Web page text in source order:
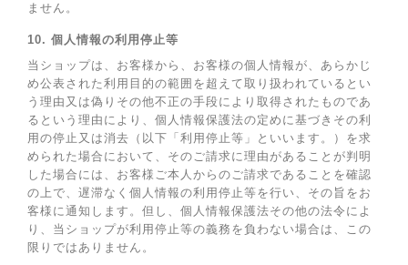
ません。
10. 個人情報の利用停止等
当ショップは、お客様から、お客様の個人情報が、あらかじ
め公表された利用目的の範囲を超えて取り扱われているとい
う理由又は偽りその他不正の手段により取得されたものであ
るという理由により、個人情報保護法の定めに基づきその利
用の停止又は消去（以下「利用停止等」といいます。）を求
められた場合において、そのご請求に理由があることが判明
した場合には、お客様ご本人からのご請求であることを確認
の上で、遅滞なく個人情報の利用停止等を行い、その旨をお
客様に通知します。但し、個人情報保護法その他の法令によ
り、当ショップが利用停止等の義務を負わない場合は、この
限りではありません。